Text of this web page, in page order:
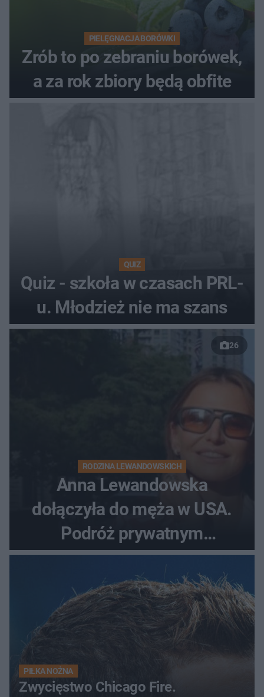
PIELĘGNACJA BORÓWKI
Zrób to po zebraniu borówek,
a za rok zbiory będą obfite
QUIZ
Quiz - szkoła w czasach PRL-
u. Młodzież nie ma szans
26
RODZINA LEWANDOWSKICH
Anna Lewandowska
dołączyła do męża w USA.
Podróż prywatnym
odrzutowcem to dopiero
początek!
PIŁKA NOŻNA
Zwycięstwo Chicago Fire.